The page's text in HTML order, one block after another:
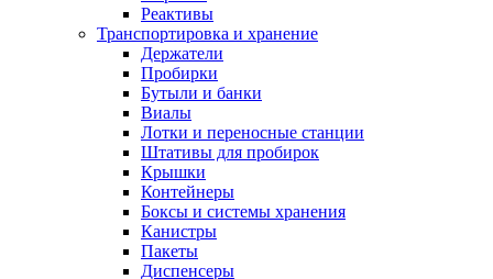
Реактивы
Транспортировка и хранение
Держатели
Пробирки
Бутыли и банки
Виалы
Лотки и переносные станции
Штативы для пробирок
Крышки
Контейнеры
Боксы и системы хранения
Канистры
Пакеты
Диспенсеры